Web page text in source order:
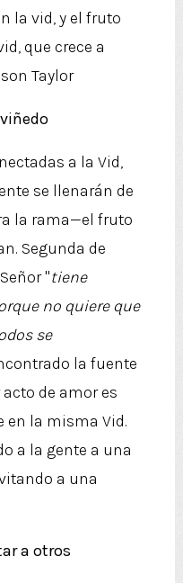
la vid, y el fruto
que crece a
Taylor
a la Vid,
se llenarán de
la rama—el fruto
Segunda de
"tiene
no quiere que
se
la fuente
de amor es
en la misma Vid.
a la gente a una
a una
a otros